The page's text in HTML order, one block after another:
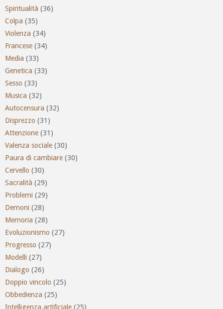
Spiritualità (36)
Colpa (35)
Violenza (34)
Francese (34)
Media (33)
Genetica (33)
Sesso (33)
Musica (32)
Autocensura (32)
Disprezzo (31)
Attenzione (31)
Valenza sociale (30)
Paura di cambiare (30)
Cervello (30)
Sacralità (29)
Problemi (29)
Demoni (28)
Memoria (28)
Evoluzionismo (27)
Progresso (27)
Modelli (27)
Dialogo (26)
Doppio vincolo (25)
Obbedienza (25)
Intelligenza artificiale (25)